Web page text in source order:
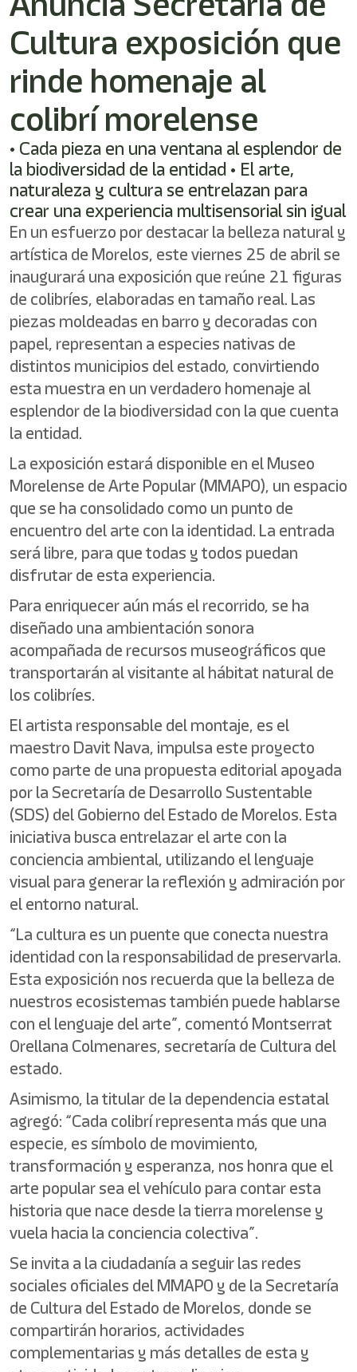
Este
acceso
directo
lector
de
pantalla
para
ayudarle
navegar
interactuar
con
contenido.
Cultura exposición que
rinde homenaje al
colibrí morelense
• Cada pieza en una ventana al esplendor de
la biodiversidad de la entidad • El arte,
naturaleza y cultura se entrelazan para
crear una experiencia multisensorial sin igual
En un esfuerzo por destacar la belleza natural y
artística de Morelos, este viernes 25 de abril se
inaugurará una exposición que reúne 21 figuras
de colibríes, elaboradas en tamaño real. Las
piezas moldeadas en barro y decoradas con
papel, representan a especies nativas de
distintos municipios del estado, convirtiendo
esta muestra en un verdadero homenaje al
esplendor de la biodiversidad con la que cuenta
la entidad.
La exposición estará disponible en el Museo
Morelense de Arte Popular (MMAPO), un espacio
que se ha consolidado como un punto de
encuentro del arte con la identidad. La entrada
será libre, para que todas y todos puedan
disfrutar de esta experiencia.
Para enriquecer aún más el recorrido, se ha
diseñado una ambientación sonora
acompañada de recursos museográficos que
transportarán al visitante al hábitat natural de
los colibríes.
El artista responsable del montaje, es el
maestro Davit Nava, impulsa este proyecto
como parte de una propuesta editorial apoyada
por la Secretaría de Desarrollo Sustentable
(SDS) del Gobierno del Estado de Morelos. Esta
iniciativa busca entrelazar el arte con la
conciencia ambiental, utilizando el lenguaje
visual para generar la reflexión y admiración por
el entorno natural.
“La cultura es un puente que conecta nuestra
identidad con la responsabilidad de preservarla.
Esta exposición nos recuerda que la belleza de
nuestros ecosistemas también puede hablarse
con el lenguaje del arte”, comentó Montserrat
Orellana Colmenares, secretaría de Cultura del
estado.
Asimismo, la titular de la dependencia estatal
agregó: “Cada colibrí representa más que una
especie, es símbolo de movimiento,
transformación y esperanza, nos honra que el
arte popular sea el vehículo para contar esta
historia que nace desde la tierra morelense y
vuela hacia la conciencia colectiva”.
Se invita a la ciudadanía a seguir las redes
sociales oficiales del MMAPO y de la Secretaría
de Cultura del Estado de Morelos, donde se
compartirán horarios, actividades
complementarias y más detalles de esta y